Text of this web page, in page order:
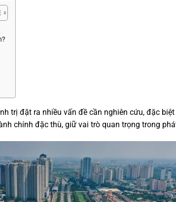
trị đặt ra nhiều vấn đề cần nghiên cứu, đặc
chính đặc thù, giữ vai trò quan trọng trong